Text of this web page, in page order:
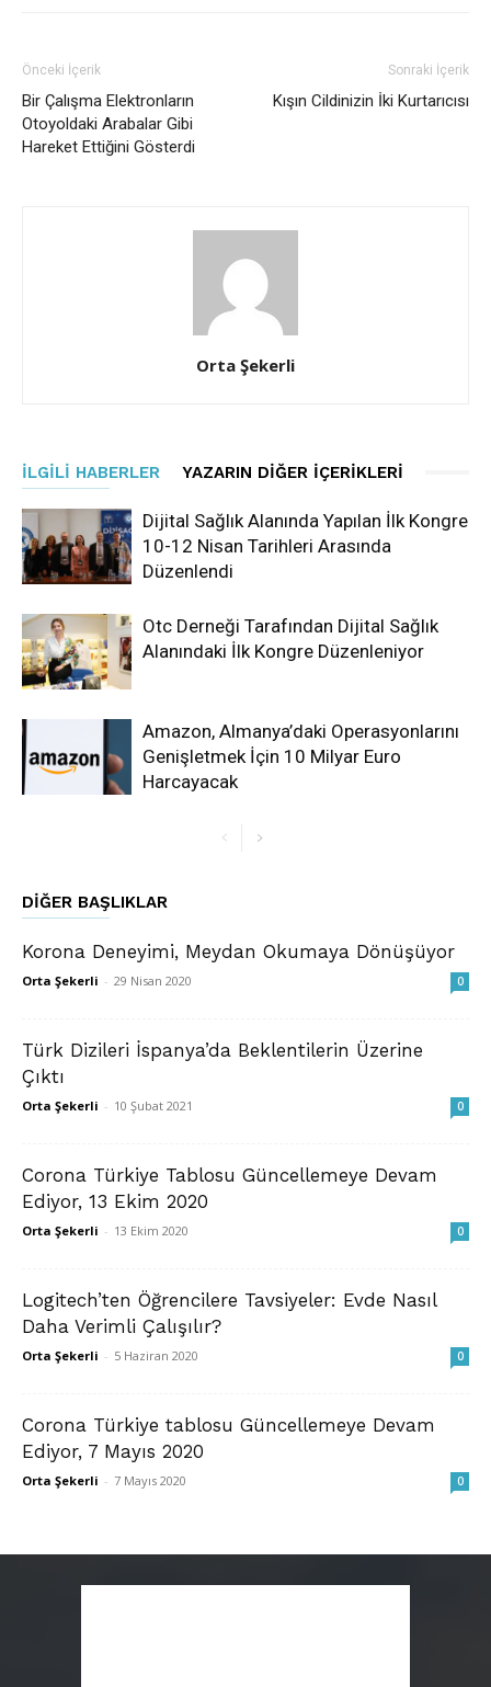
Önceki İçerik
Bir Çalışma Elektronların
Otoyoldaki Arabalar Gibi
Hareket Ettiğini Gösterdi
Sonraki İçerik
Kışın Cildinizin İki Kurtarıcısı
Orta Şekerli
İLGILI HABERLER YAZARIN DIĞER İÇERIKLERI
Dijital Sağlık Alanında Yapılan İlk Kongre
10-12 Nisan Tarihleri Arasında
Düzenlendi
Otc Derneği Tarafından Dijital Sağlık
Alanındaki İlk Kongre Düzenleniyor
Amazon, Almanya’daki Operasyonlarını
Genişletmek İçin 10 Milyar Euro
Harcayacak
DIĞER BAŞLIKLAR
Korona Deneyimi, Meydan Okumaya Dönüşüyor
Orta Şekerli - 29 Nisan 2020 0
Türk Dizileri İspanya’da Beklentilerin Üzerine
Çıktı
Orta Şekerli - 10 Şubat 2021 0
Corona Türkiye Tablosu Güncellemeye Devam
Ediyor, 13 Ekim 2020
Orta Şekerli - 13 Ekim 2020 0
Logitech’ten Öğrencilere Tavsiyeler: Evde Nasıl
Daha Verimli Çalışılır?
Orta Şekerli - 5 Haziran 2020 0
Corona Türkiye tablosu Güncellemeye Devam
Ediyor, 7 Mayıs 2020
Orta Şekerli - 7 Mayıs 2020 0